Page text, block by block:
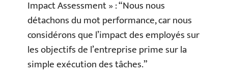
Impact Assessment » : “Nous nous
détachons du mot performance, car nous
considérons que l’impact des employés sur
les objectifs de l’entreprise prime sur la
simple exécution des tâches.”